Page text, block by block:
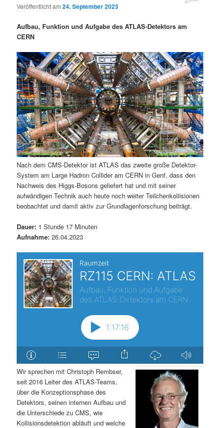
Veröffentlicht am24. September 2023
Aufbau, Funktion und Aufgabe des ATLAS-Detektors am
CERN
Nach dem CMS-Detektor ist ATLAS das zweite große Detektor-
System am Large Hadron Collider am CERN in Genf, dass den
Nachweis des Higgs-Bosons geliefert hat und mit seiner
aufwändigen Technik auch heute noch weiter Teilchenkoliisionen
beobachtet und damit aktiv zur Grundlagenforschung beiträgt.
Dauer: 1 Stunde 17 Minuten
Aufnahme: 26.04.2023
Wir sprechen mit Christoph Rembser,
seit 2016 Leiter des ATLAS-Teams,
über die Konzeptionsphase des
Detektors, seinen internen Aufbau und
die Unterschiede zu CMS, wie
Kollisionsdetektion abläuft und welche